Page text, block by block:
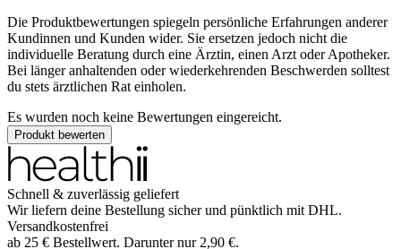
Die Produktbewertungen spiegeln persönliche Erfahrungen anderer
Kundinnen und Kunden wider. Sie ersetzen jedoch nicht die
individuelle Beratung durch eine Ärztin, einen Arzt oder Apotheker.
Bei länger anhaltenden oder wiederkehrenden Beschwerden solltest
du stets ärztlichen Rat einholen.
Es wurden noch keine Bewertungen eingereicht.
Produkt bewerten
Schnell & zuverlässig geliefert
Wir liefern deine Bestellung sicher und pünktlich mit DHL.
Versandkostenfrei
ab 25 € Bestellwert. Darunter nur 2,90 €.